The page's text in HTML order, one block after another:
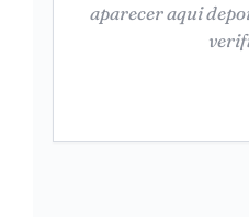
aparecer aqui